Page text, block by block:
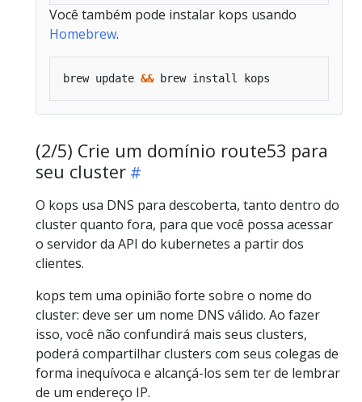
Você também pode instalar kops usando
Homebrew.
brew update &&
(2/5) Crie um domínio route53 para
seu cluster
O kops usa DNS para descoberta, tanto dentro do
cluster quanto fora, para que você possa acessar
o servidor da API do kubernetes a partir dos
clientes.
kops tem uma opinião forte sobre o nome do
cluster: deve ser um nome DNS válido. Ao fazer
isso, você não confundirá mais seus clusters,
poderá compartilhar clusters com seus colegas de
forma inequívoca e alcançá-los sem ter de lembrar
de um endereço IP.